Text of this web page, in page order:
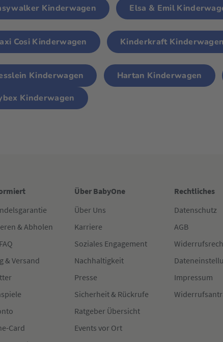
Kinderwagen Elsa & Emil
Cosi Kinderwagen Kinderkraft Kinderwagen
Kinderwagen Hartan Kinderwagen
Kinderwagen
& Abholen
& Versand
Card
Über BabyOne
Über Uns
Karriere
Soziales Engagement
Nachhaltigkeit
Presse
Sicherheit & Rückrufe
Ratgeber Übersicht
Events vor Ort
Rechtliches
Datenschutz
AGB
Impressum